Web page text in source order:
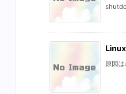
原因